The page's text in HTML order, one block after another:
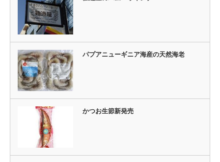
パプアニューギニア海産の天然海老
かつお生節新発売